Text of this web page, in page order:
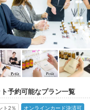
予約可能なプラン一覧
ト2％ オンラインカード決済可